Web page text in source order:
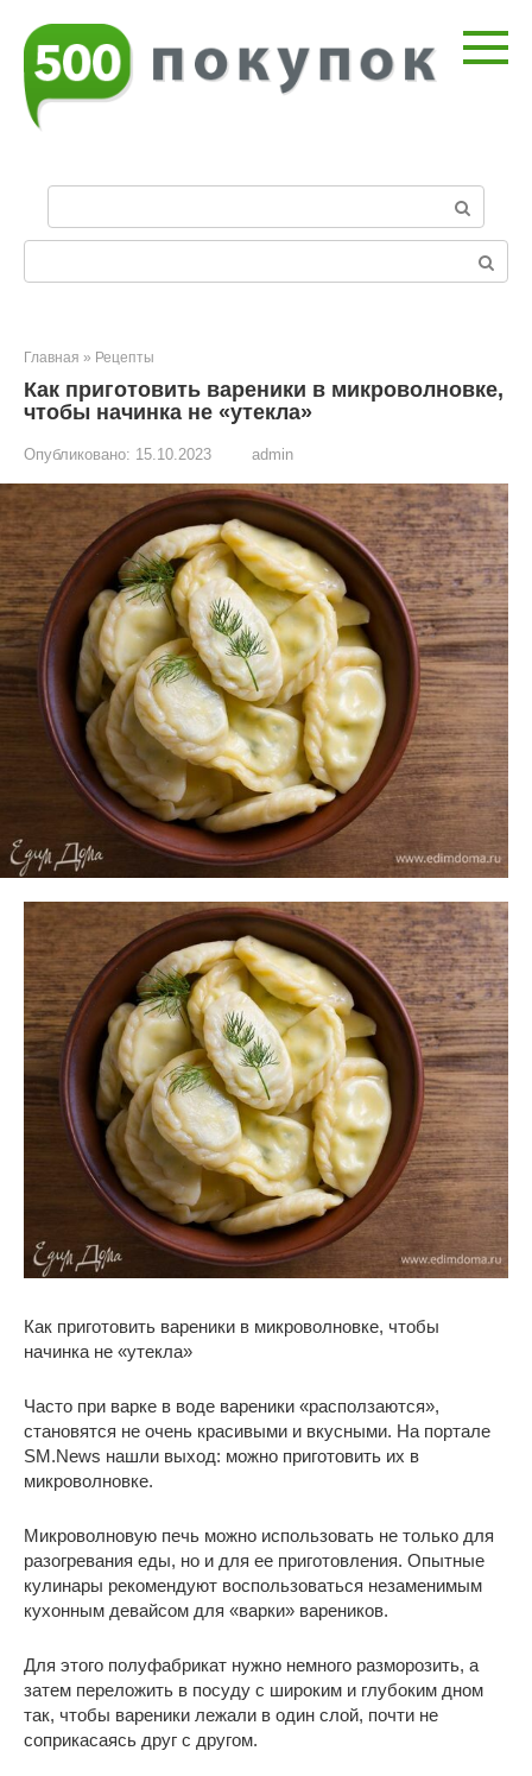
контенту
о
и
Главная » Рецепты
Как приготовить вареники в микроволновке,
чтобы начинка не «утекла»
Опубликовано: 15.10.2023 admin
Как приготовить вареники в микроволновке, чтобы
начинка не «утекла»
Часто при варке в воде вареники «расползаются»,
становятся не очень красивыми и вкусными. На портале
SM.News нашли выход: можно приготовить их в
микроволновке.
Микроволновую печь можно использовать не только для
разогревания еды, но и для ее приготовления. Опытные
кулинары рекомендуют воспользоваться незаменимым
кухонным девайсом для «варки» вареников.
Для этого полуфабрикат нужно немного разморозить, а
затем переложить в посуду с широким и глубоким дном
так, чтобы вареники лежали в один слой, почти не
соприкасаясь друг с другом.